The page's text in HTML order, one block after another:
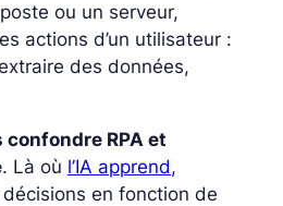
ou un serveur,
actions d’un utilisateur :
des données,
confondre RPA et
. Là où l’IA apprend,
en fonction de